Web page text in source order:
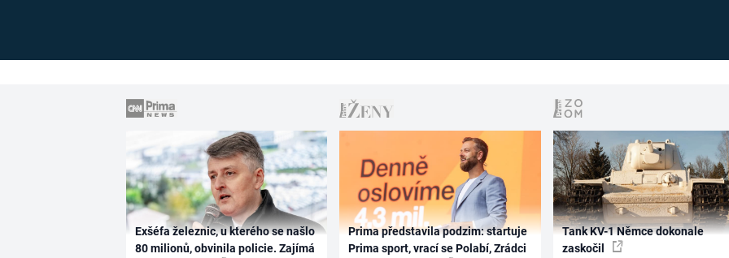
Exšéfa železnic, u kterého se našlo
80 milionů, obvinila policie. Zajímá
Prima představila podzim: startuje
Prima sport, vrací se Polabí, Zrádci
Tank KV-1 Němce dokonale
zaskočil